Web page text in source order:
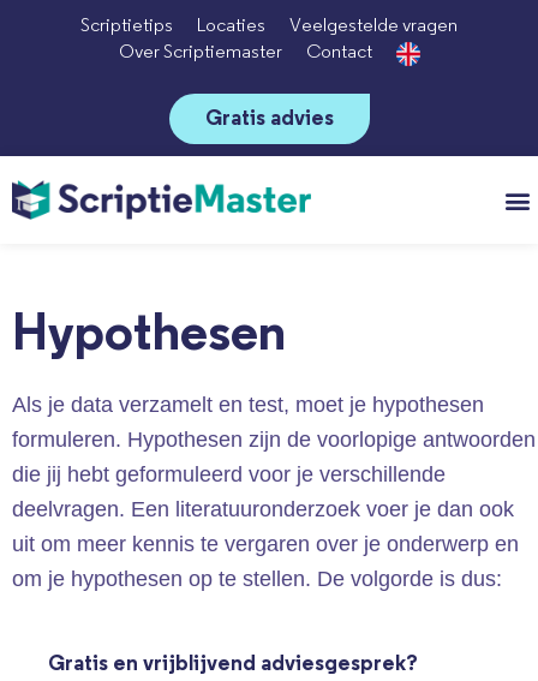
Scriptietips Locaties
Veelgestelde vragen
Over Scriptiemaster
Contact
Gratis advies
Hypothesen
Als je data verzamelt en test, moet je hypothesen
formuleren. Hypothesen zijn de voorlopige antwoorden
die jij hebt geformuleerd voor je verschillende
deelvragen. Een literatuuronderzoek voer je dan ook
uit om meer kennis te vergaren over je onderwerp en
om je hypothesen op te stellen. De volgorde is dus:
Gratis en vrijblijvend adviesgesprek?